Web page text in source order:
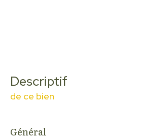
descriptif
de ce bien
Général